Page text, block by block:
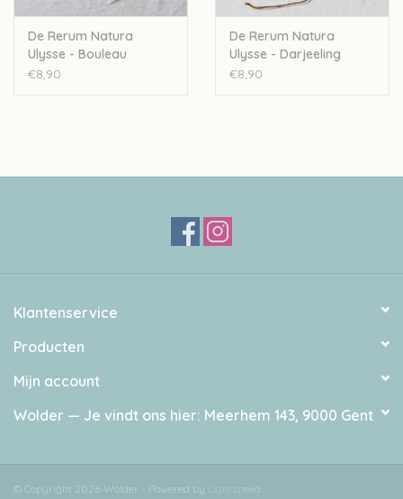
De Rerum Natura
Ulysse - Bouleau
€8,90
De Rerum Natura
Ulysse - Darjeeling
€8,90
Klantenservice
Producten
Mijn account
Wolder — Je vindt ons hier: Meerhem 143, 9000 Gent
© Copyright 2026 Wolder - Powered by Lightspeed